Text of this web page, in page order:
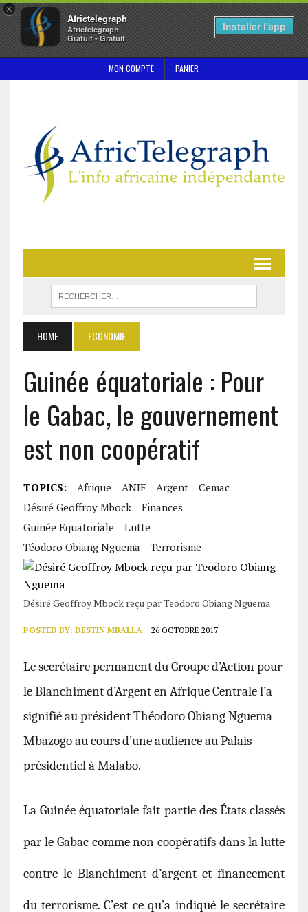
×
Africtelegraph
Africtelegraph
Gratuit - Gratuit
Installer l'app
MON COMPTE PANIER
HOME ECONOMIE
Guinée équatoriale : Pour
le Gabac, le gouvernement
est non coopératif
TOPICS: Afrique ANIF Argent
Cemac
Désiré Geoffroy Mbock
Finances
Guinée Equatoriale
Lutte
Téodoro Obiang Nguema
Terrorisme
Désiré Geoffroy Mbock reçu par Teodoro Obiang Nguema
POSTED BY: DESTIN MBALLA 26 OCTOBRE 2017
Le secrétaire permanent du Groupe d’Action pour
le Blanchiment d’Argent en Afrique Centrale l’a
signifié au président Théodoro Obiang Nguema
Mbazogo au cours d’une audience au Palais
présidentiel à Malabo.
La Guinée équatoriale fait partie des États classés
par le Gabac comme non coopératifs dans la lutte
contre le Blanchiment d’argent et financement
du terrorisme. C’est ce qu’a indiqué le secrétaire